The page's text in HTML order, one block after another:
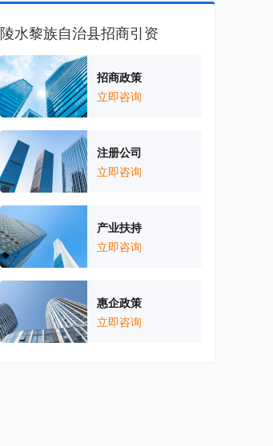
陵水黎族自治县招商引资
招商政策
立即咨询
注册公司
立即咨询
产业扶持
立即咨询
惠企政策
立即咨询